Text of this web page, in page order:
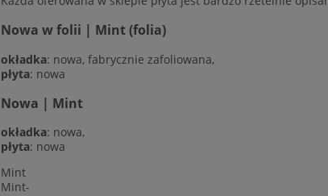
Nowa w folii | Mint (folia)
okładka: nowa, fabrycznie zafoliowana,
płyta: nowa
Nowa | Mint
okładka: nowa,
płyta: nowa
Mint
Mint-